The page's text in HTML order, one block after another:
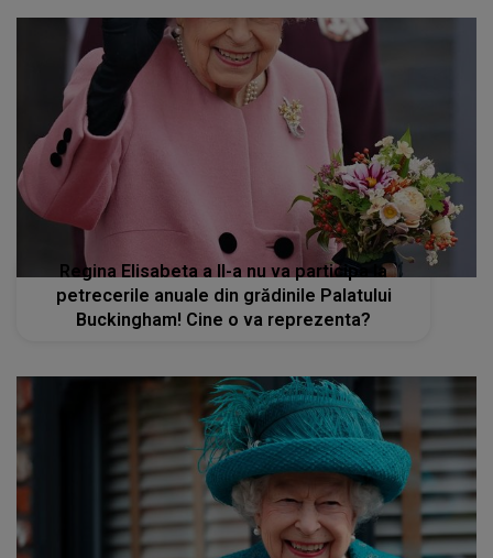
Regina Elisabeta a II-a nu va participa la
petrecerile anuale din grădinile Palatului
Buckingham! Cine o va reprezenta?